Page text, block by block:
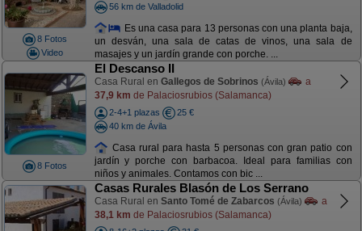
8 Fotos
Video
56 km de Valladolid
Es una casa para 13 personas con una planta baja,
un desván, una sala de catas de vinos, una sala de
masajes y un jardín grande con porche. ...
8 Fotos
El Descanso II
Casa Rural en Gallegos de Sobrinos (Ávila)
a
37,9 km de Palaciosrubios (Salamanca)
2-4+1 plazas
25 €
40 km de Ávila
Casa rural para hasta 5 personas con gran patio con
jardín y porche con barbacoa. Ideal para familias con
niños y animales. Contamos con bic ...
Casas Rurales Blasón de Los Serrano
Casa Rural en Santo Tomé de Zabarcos (Ávila)
a
38,1 km de Palaciosrubios (Salamanca)